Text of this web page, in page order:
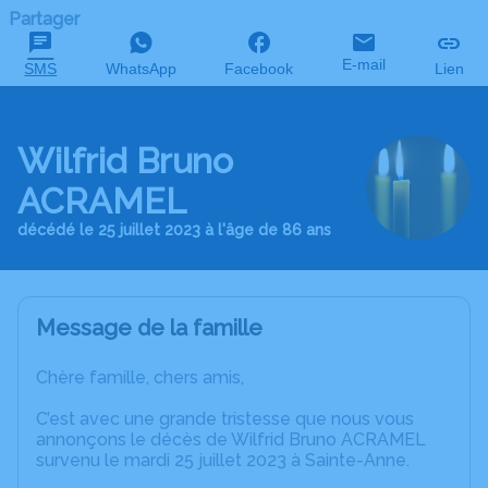
Partager
SMS WhatsApp Facebook E-mail Lien
Wilfrid Bruno
ACRAMEL
décédé le 25 juillet 2023 à l'âge de 86 ans
Message de la famille
Chère famille, chers amis,
C’est avec une grande tristesse que nous vous
annonçons le décès de Wilfrid Bruno ACRAMEL
survenu le mardi 25 juillet 2023 à Sainte-Anne.